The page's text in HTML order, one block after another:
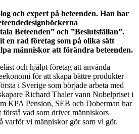
och expert på beteenden. Han har
Beteenden” och ”Beslutsfällan”.
en rad företag som på olika sätt
människor att förändra beteenden.
och hjälpt företag att använda
för att skapa bättre produkter
i Sverige som började arbeta med
Richard Thaler vann Nobelpriset i
KPA Pension, SEB och Doberman har
vad som driver människors
varför vi människor gör som vi gör.